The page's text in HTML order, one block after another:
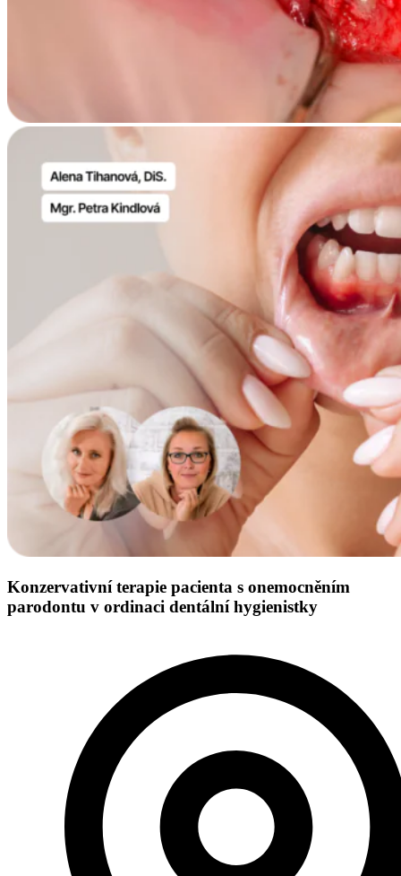
Konzervativní terapie pacienta s onemocněním
parodontu v ordinaci dentální hygienistky